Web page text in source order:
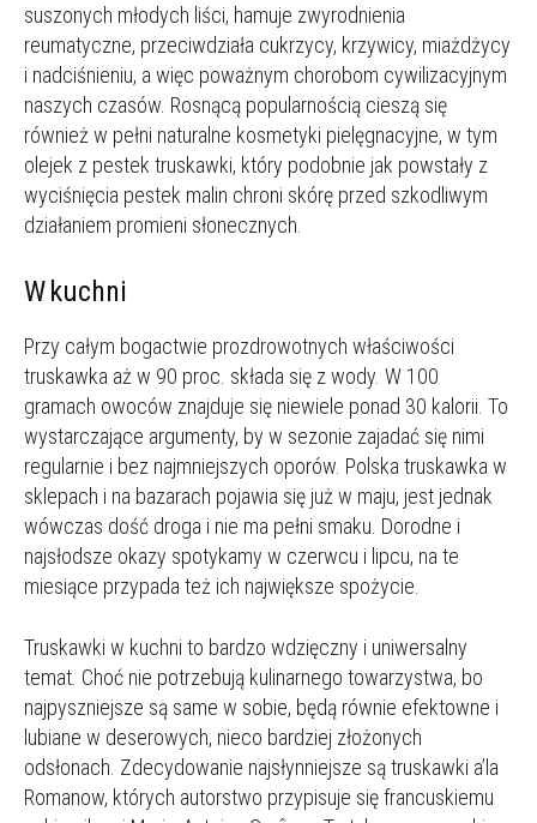
suszonych młodych liści, hamuje zwyrodnienia
reumatyczne, przeciwdziała cukrzycy, krzywicy, miażdżycy
i nadciśnieniu, a więc poważnym chorobom cywilizacyjnym
naszych czasów. Rosnącą popularnością cieszą się
również w pełni naturalne kosmetyki pielęgnacyjne, w tym
olejek z pestek truskawki, który podobnie jak powstały z
wyciśnięcia pestek malin chroni skórę przed szkodliwym
działaniem promieni słonecznych.
W kuchni
Przy całym bogactwie prozdrowotnych właściwości
truskawka aż w 90 proc. składa się z wody. W 100
gramach owoców znajduje się niewiele ponad 30 kalorii. To
wystarczające argumenty, by w sezonie zajadać się nimi
regularnie i bez najmniejszych oporów. Polska truskawka w
sklepach i na bazarach pojawia się już w maju, jest jednak
wówczas dość droga i nie ma pełni smaku. Dorodne i
najsłodsze okazy spotykamy w czerwcu i lipcu, na te
miesiące przypada też ich największe spożycie.
Truskawki w kuchni to bardzo wdzięczny i uniwersalny
temat. Choć nie potrzebują kulinarnego towarzystwa, bo
najpyszniejsze są same w sobie, będą równie efektowne i
lubiane w deserowych, nieco bardziej złożonych
odsłonach. Zdecydowanie najsłynniejsze są truskawki a’la
Romanow, których autorstwo przypisuje się francuskiemu